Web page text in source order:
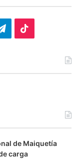
:
r
a
k
de Maiquetía
carga